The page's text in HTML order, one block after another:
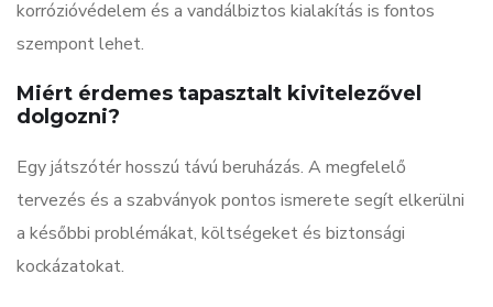
korrózióvédelem és a vandálbiztos kialakítás is fontos
szempont lehet.
Miért érdemes tapasztalt kivitelezővel
dolgozni?
Egy játszótér hosszú távú beruházás. A megfelelő
tervezés és a szabványok pontos ismerete segít elkerülni
a későbbi problémákat, költségeket és biztonsági
kockázatokat.